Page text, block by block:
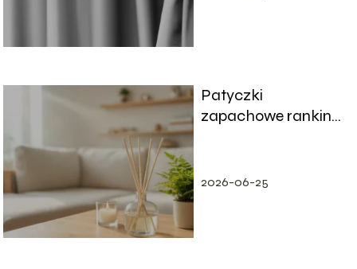
Patyczki
zapachowe ranking
2026-06-25